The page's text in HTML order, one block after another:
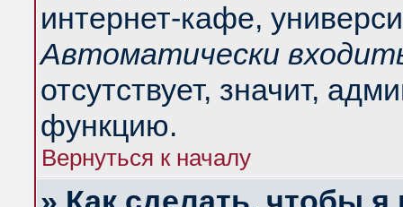
интернет-кафе,
Автоматически
отсутствует, значит,
функцию.
Вернуться к началу